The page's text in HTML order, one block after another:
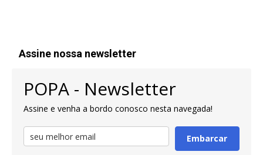
Assine nossa newsletter
POPA - Newsletter
Assine e venha a bordo conosco nesta navegada!
Embarcar